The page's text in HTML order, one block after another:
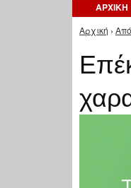
ΑΡΧΙΚΗ
Είστε
Αρχική ›